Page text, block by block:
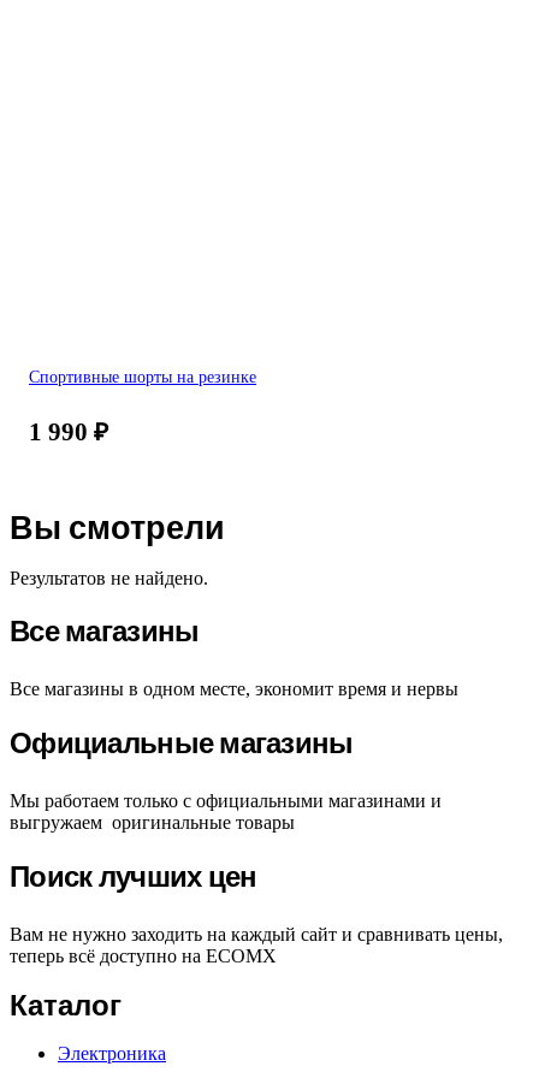
Спортивные шорты на резинке
1 990 ₽
Вы смотрели
Результатов не найдено.
Все магазины
Все магазины в одном месте, экономит время и нервы
Официальные магазины
Мы работаем только с официальными магазинами и
выгружаем оригинальные товары
Поиск лучших цен
Вам не нужно заходить на каждый сайт и сравнивать цены,
теперь всё доступно на ECOMX
Каталог
Электроника